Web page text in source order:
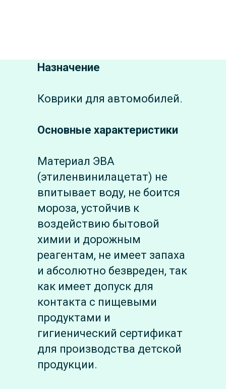
Назначение
Коврики для автомобилей.
Основные характеристики
Материал ЭВА
(этиленвинилацетат) не
впитывает воду, не боится
мороза, устойчив к
воздействию бытовой
химии и дорожным
реагентам, не имеет запаха
и абсолютно безвреден, так
как имеет допуск для
контакта с пищевыми
продуктами и
гигиенический сертификат
для производства детской
продукции.